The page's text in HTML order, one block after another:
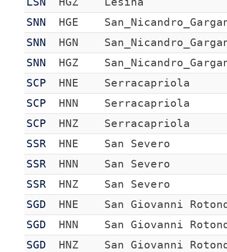
SNN
HGE
SNN
HGN
SNN
HGZ
SCP
HNE
Serracapriola
SCP
HNN
Serracapriola
SCP
HNZ
Serracapriola
SSR
HNE
San Severo
SSR
HNN
San Severo
SSR
HNZ
San Severo
SGD
HNE
San Giovanni
SGD
HNN
San Giovanni
SGD
HNZ
San Giovanni